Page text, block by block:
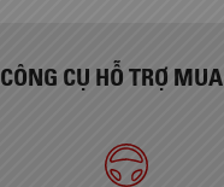
CÔNG CỤ HỖ TRỢ